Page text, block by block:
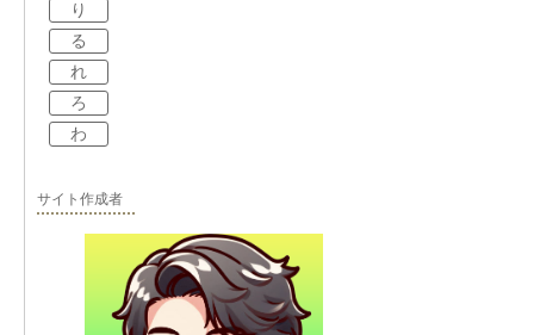
り
る
れ
ろ
わ
サイト作成者